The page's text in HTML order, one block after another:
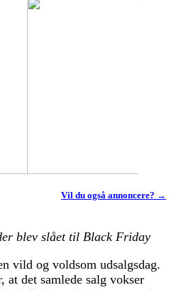
Vil du også annoncere? →
blev slået til Black Friday
vild og voldsom udsalgsdag.
at det samlede salg vokser